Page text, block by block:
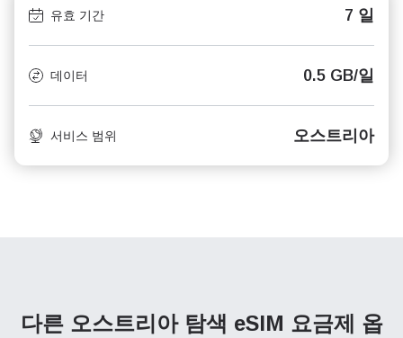
유효 기간 7 일
데이터 0.5 GB/일
서비스 범위 오스트리아
다른 오스트리아 탐색 eSIM 요금제 옵